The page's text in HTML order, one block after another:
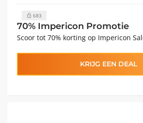
683
70% Impericon Promotie
Scoor tot 70% korting op Impericon
KRIJG EEN DEAL